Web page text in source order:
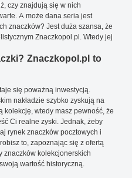
czy znajdują się w nich
A może dana seria jest
znaczków? Jest duża szansa, że
Znaczkopol.pl. Wtedy jej
Znaczkopol.pl to
się poważną inwestycją.
nakładzie szybko zyskują na
kolekcję, wtedy masz pewność, że
Ci realne zyski. Jednak, żeby
rynek znaczków pocztowych i
to, zapoznając się z ofertą
znaczków kolekcjonerskich
wartość historyczną.